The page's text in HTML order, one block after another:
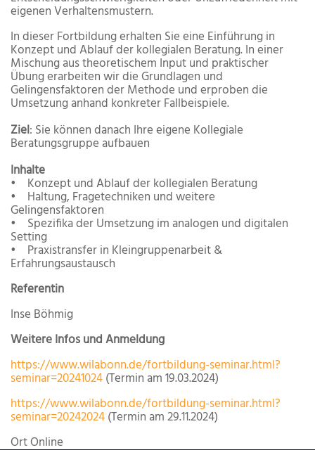
eigenen Verhaltensmustern.
In dieser Fortbildung erhalten Sie eine Einführung in
Konzept und Ablauf der kollegialen Beratung. In einer
Mischung aus theoretischem Input und praktischer
Übung erarbeiten wir die Grundlagen und
Gelingensfaktoren der Methode und erproben die
Umsetzung anhand konkreter Fallbeispiele.
Ziel: Sie können danach Ihre eigene Kollegiale
Beratungsgruppe aufbauen
Inhalte
• Konzept und Ablauf der kollegialen Beratung
• Haltung, Fragetechniken und weitere
Gelingensfaktoren
• Spezifika der Umsetzung im analogen und digitalen
Setting
• Praxistransfer in Kleingruppenarbeit &
Erfahrungsaustausch
Referentin
Inse Böhmig
Weitere Infos und Anmeldung
https://www.wilabonn.de/fortbildung-seminar.html?
seminar=20241024(Termin am 19.03.2024)
https://www.wilabonn.de/fortbildung-seminar.html?
seminar=20242024(Termin am 29.11.2024)
OrtOnline